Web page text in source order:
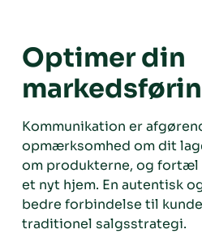
Optimer din
Kommunikation er
opmærksomhed om dit
om produkterne, og
et nyt hjem. En autentisk
bedre forbindelse til
traditionel salgsstrategi.